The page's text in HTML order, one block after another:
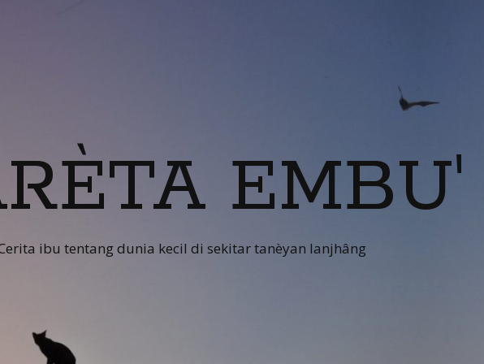
EMBU'
ibu tentang dunia kecil di sekitar tanèyan lanjhâng